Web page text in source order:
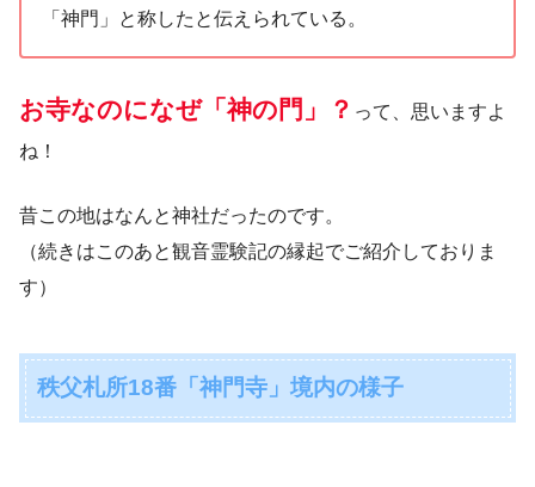
「神門」と称したと伝えられている。
お寺なのになぜ「神の門」？ って、思いますよ
ね！
昔この地はなんと神社だったのです。
（続きはこのあと観音霊験記の縁起でご紹介しておりま
す）
秩父札所18番「神門寺」境内の様子